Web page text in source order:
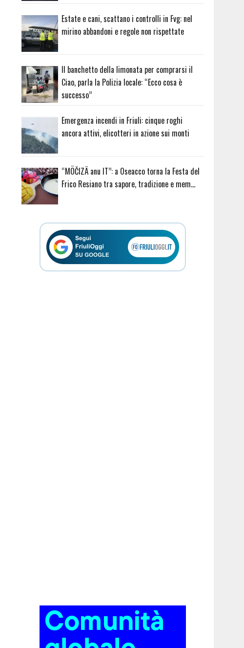
Estate e cani, scattano i controlli in Fvg: nel
mirino abbandoni e regole non rispettate
Il banchetto della limonata per comprarsi il
Ciao, parla la Polizia locale: “Ecco cosa è
successo”
Emergenza incendi in Friuli: cinque roghi
ancora attivi, elicotteri in azione sui monti
“MÖČIZÄ anu IT”: a Oseacco torna la Festa del
Frico Resiano tra sapore, tradizione e mem…